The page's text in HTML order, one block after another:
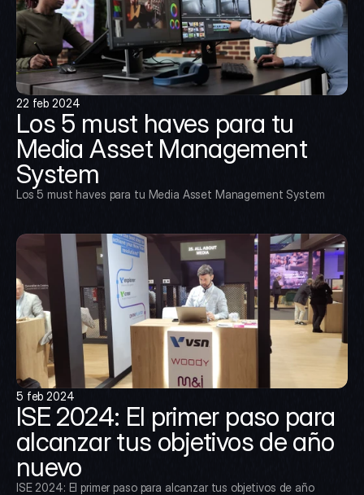
22 feb 2024
Los 5 must haves para tu
Media Asset Management
System
Los 5 must haves para tu Media Asset Management System
5 feb 2024
ISE 2024: El primer paso para
alcanzar tus objetivos de año
nuevo
ISE 2024: El primer paso para alcanzar tus objetivos de año